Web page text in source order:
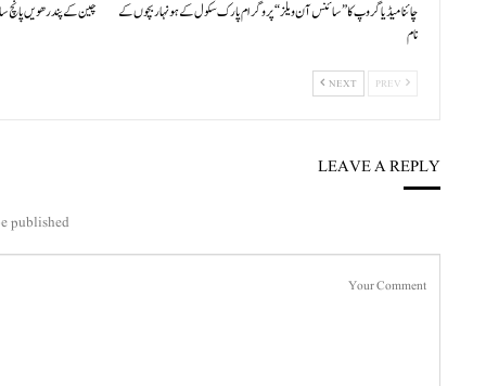
چائنا میڈیا گروپ کا ”سائنس آن ویلز“ پروگرام پارک سکول کے ہونہار بچوں کے
نام
چین کے پندرھویں پانچ
NEXT
LEAVE A REPLY
published.